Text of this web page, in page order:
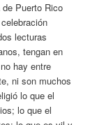
Puerto Rico
lecturas
tengan en
hay entre
ni son muchos
lo que el
lo que el